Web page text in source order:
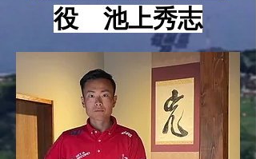
て頂きますが、最近は様々な
指標やビジネス用語が使われ
るようになっていますが、そ
役 池上秀志